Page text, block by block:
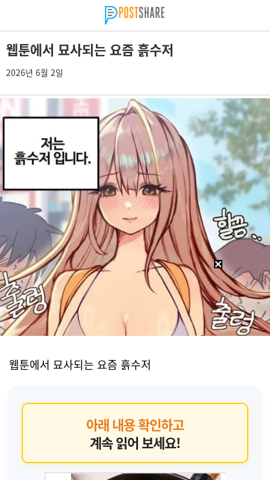
웹툰에서 묘사되는 요즘 흙수저
2026년 6월 2일
웹툰에서 묘사되는 요즘 흙수저
아래 내용 확인하고
계속 읽어 보세요!